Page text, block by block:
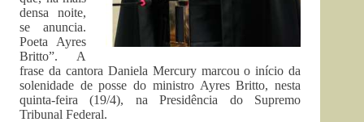
densa noite,
se anuncia.
Poeta Ayres
Britto”. A
frase da cantora Daniela Mercury marcou o início da
solenidade de posse do ministro Ayres Britto, nesta
quinta-feira (19/4), na Presidência do Supremo
Tribunal Federal.